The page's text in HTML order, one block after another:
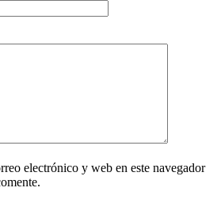
electrónico y web en este navegador